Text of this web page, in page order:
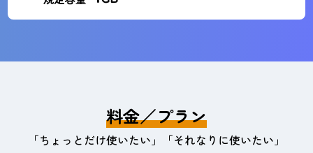
料金／プラン
「ちょっとだけ使いたい」「それなりに使いたい」